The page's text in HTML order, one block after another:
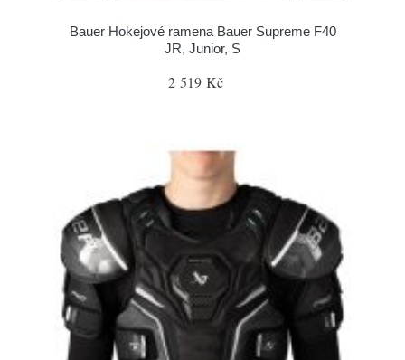
Bauer Hokejové ramena Bauer Supreme F40
JR, Junior, S
2 519 Kč